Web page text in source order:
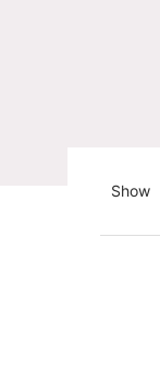
Skip to
Show